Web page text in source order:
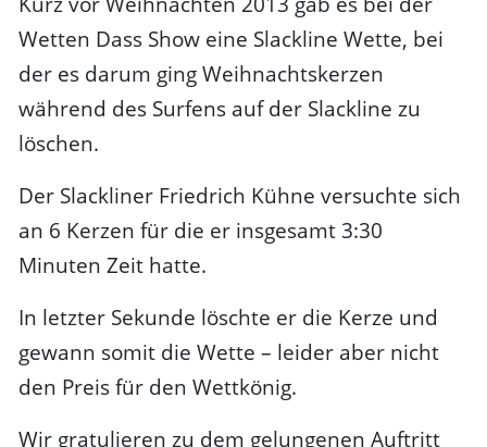
Wetten Dass Show eine Slackline Wette, bei
der es darum ging Weihnachtskerzen
während des Surfens auf der Slackline zu
löschen.
Der Slackliner Friedrich Kühne versuchte sich
an 6 Kerzen für die er insgesamt 3:30
Minuten Zeit hatte.
In letzter Sekunde löschte er die Kerze und
gewann somit die Wette – leider aber nicht
den Preis für den Wettkönig.
Wir gratulieren zu dem gelungenen Auftritt